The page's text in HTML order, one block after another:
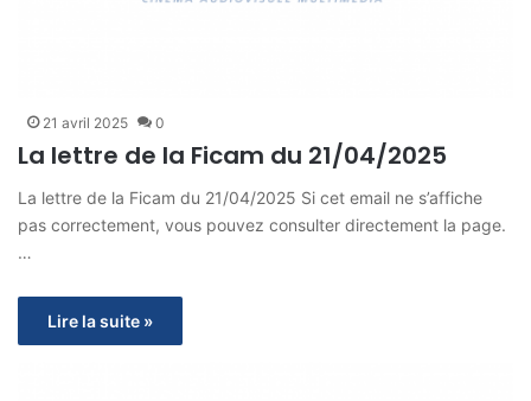
21 avril 2025 0
La lettre de la Ficam du 21/04/2025
La lettre de la Ficam du 21/04/2025 Si cet email ne s’affiche
pas correctement, vous pouvez consulter directement la page.
…
Lire la suite »